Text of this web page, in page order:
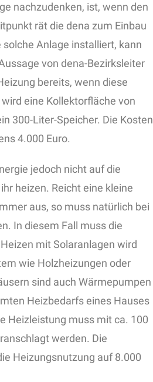
nachzudenken, ist, wenn den
rät die dena zum Einbau
Anlage installiert, kann
von dena-Bezirksleiter
bereits, wenn diese
eine Kollektorfläche von
300-Liter-Speicher. Die Kosten
4.000 Euro.
jedoch nicht auf die
heizen. Reicht eine kleine
aus, so muss natürlich bei
In diesem Fall muss die
mit Solaranlagen wird
wie Holzheizungen oder
sind auch Wärmepumpen
Heizbedarfs eines Hauses
Heizleistung muss mit ca. 100
werden. Die
Heizungsnutzung auf 8.000